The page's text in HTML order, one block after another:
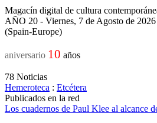
Magacín digital de cultura
AÑO 20 - Viernes, 7 de Agosto de
(Spain-Europe)
aniversario 10 años
78 Noticias
Hemeroteca : Etcétera
Publicados en la red
Los cuadernos de Paul Klee al alcance